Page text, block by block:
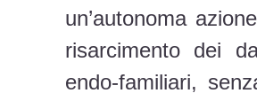
un’autonoma
risarcimento dei
endo-familiari,